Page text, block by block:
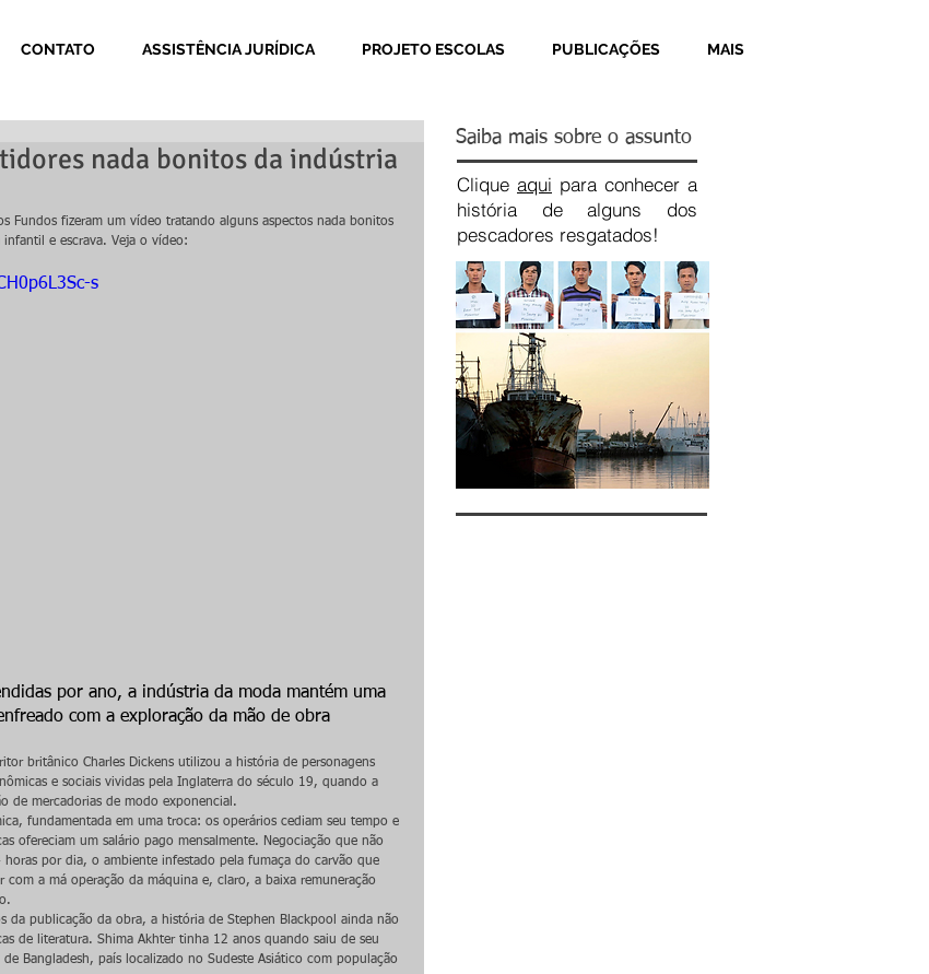
CONTATO ASSISTÊNCIA JURÍDICA PROJETO ESCOLAS PUBLICAÇÕES MAIS
nada bonitos da indústria
Fundos fizeram um vídeo tratando alguns aspectos nada bonitos
e escrava. Veja o vídeo:
s
por ano, a indústria da moda mantém uma
com a exploração da mão de obra
britânico Charles Dickens utilizou a história de personagens
e sociais vividas pela Inglaterra do século 19, quando a
de mercadorias de modo exponencial.
fundamentada em uma troca: os operários cediam seu tempo e
ofereciam um salário pago mensalmente. Negociação que não
por dia, o ambiente infestado pela fumaça do carvão que
com a má operação da máquina e, claro, a baixa remuneração
da publicação da obra, a história de Stephen Blackpool ainda não
de literatura. Shima Akhter tinha 12 anos quando saiu de seu
Bangladesh, país localizado no Sudeste Asiático com população
Saiba mais sobre o assunto
Clique aqui para conhecer a
história de alguns dos
pescadores resgatados!
Recent Posts